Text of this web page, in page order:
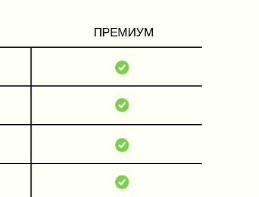
ПРЕМИУМ